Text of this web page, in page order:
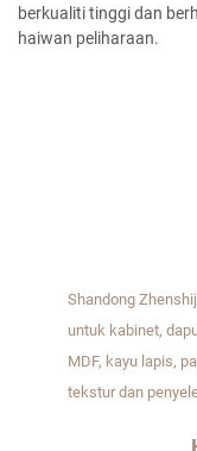
berkualiti tinggi dan
haiwan peliharaan.
Shandong
untuk kabinet,
MDF, kayu lapis,
tekstur dan